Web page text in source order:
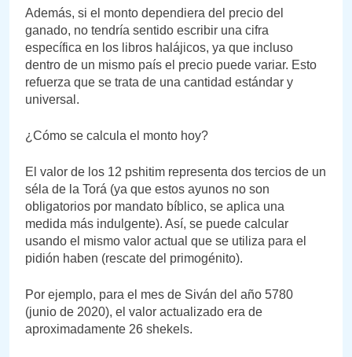
Además, si el monto dependiera del precio del
ganado, no tendría sentido escribir una cifra
específica en los libros halájicos, ya que incluso
dentro de un mismo país el precio puede variar. Esto
refuerza que se trata de una cantidad estándar y
universal.
¿Cómo se calcula el monto hoy?
El valor de los 12 pshitim representa dos tercios de un
séla de la Torá (ya que estos ayunos no son
obligatorios por mandato bíblico, se aplica una
medida más indulgente). Así, se puede calcular
usando el mismo valor actual que se utiliza para el
pidión haben (rescate del primogénito).
Por ejemplo, para el mes de Siván del año 5780
(junio de 2020), el valor actualizado era de
aproximadamente 26 shekels.